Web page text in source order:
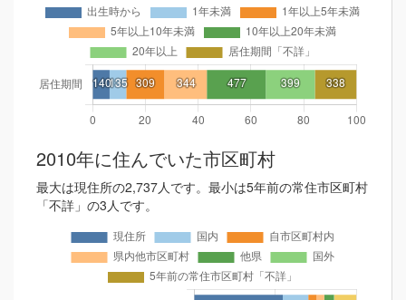
2010年に住んでいた市区町村
最大は現住所の2,737人です。最小は5年前の常住市区町村
「不詳」の3人です。